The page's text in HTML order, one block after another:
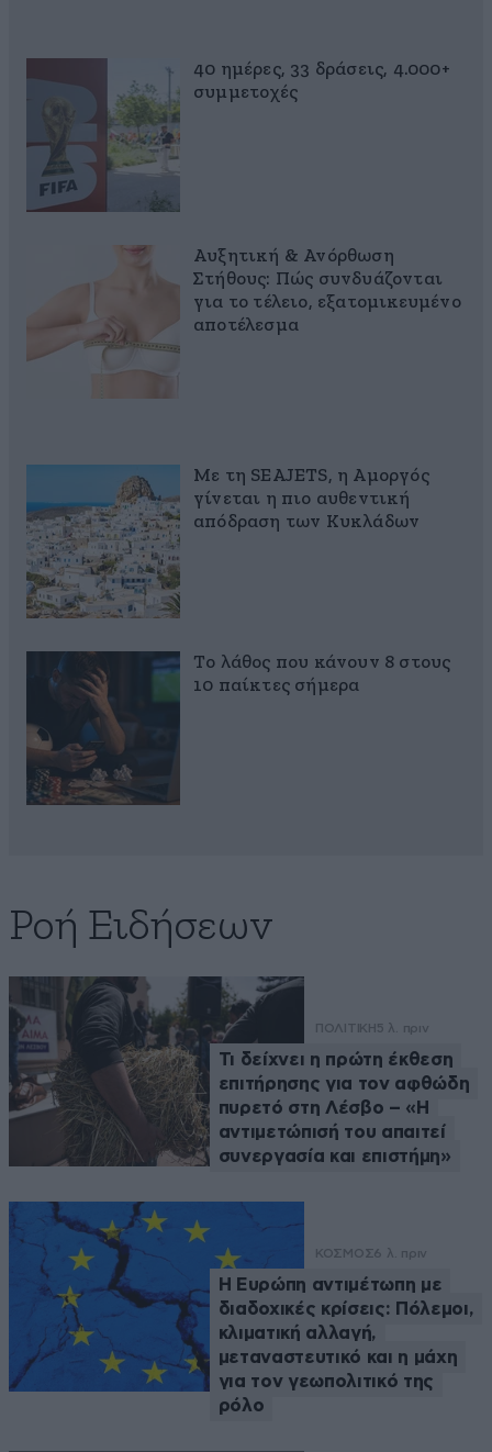
40 ημέρες, 33 δράσεις, 4.000+
συμμετοχές
Αυξητική & Ανόρθωση
Στήθους: Πώς συνδυάζονται
για το τέλειο, εξατομικευμένο
αποτέλεσμα
Με τη SEAJETS, η Αμοργός
γίνεται η πιο αυθεντική
απόδραση των Κυκλάδων
Το λάθος που κάνουν 8 στους
10 παίκτες σήμερα
Ροή Ειδήσεων
ΠΟΛΙΤΙΚΗ5 λ. πριν
Τι δείχνει η πρώτη έκθεση
επιτήρησης για τον αφθώδη
πυρετό στη Λέσβο – «Η
αντιμετώπισή του απαιτεί
συνεργασία και επιστήμη»
ΚΟΣΜΟΣ6 λ. πριν
Η Ευρώπη αντιμέτωπη με
διαδοχικές κρίσεις: Πόλεμοι,
κλιματική αλλαγή,
μεταναστευτικό και η μάχη
για τον γεωπολιτικό της
ρόλο